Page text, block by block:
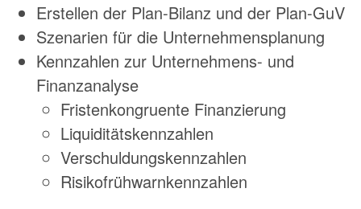
Erstellen der Plan-Bilanz und der Plan-GuV
Szenarien für die Unternehmensplanung
Kennzahlen zur Unternehmens- und
Finanzanalyse
Fristenkongruente Finanzierung
Liquiditätskennzahlen
Verschuldungskennzahlen
Risikofrühwarnkennzahlen